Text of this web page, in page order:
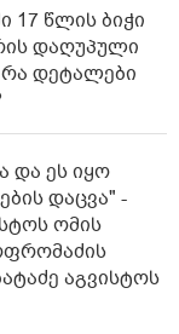
17 წლის ბიჭი
დაღუპული
დეტალები
და ეს იყო
დაცვა" -
ომის
აგვისტოს